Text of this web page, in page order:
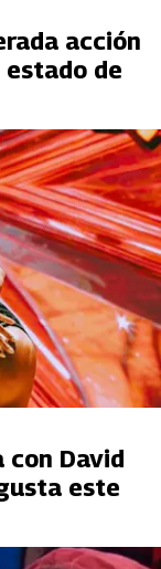
acción
estado de
con David
este